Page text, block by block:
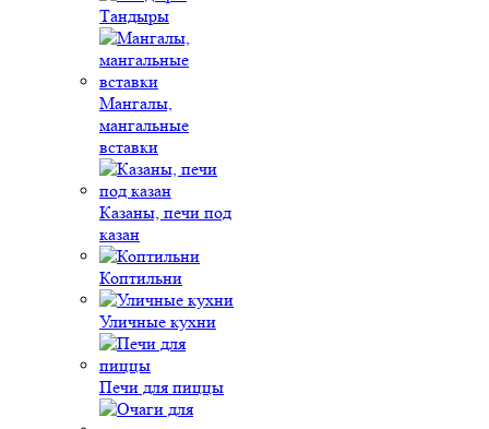
Тандыры
Мангалы,
мангальные
вставки
Казаны, печи под
казан
Коптильни
Уличные кухни
Печи для пиццы